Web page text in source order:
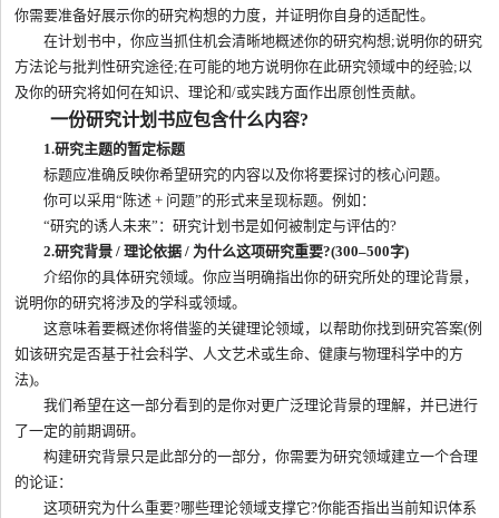
你需要准备好展示你的研究构想的力度，并证明你自身的适配性。
在计划书中，你应当抓住机会清晰地概述你的研究构想;说明你的研究
方法论与批判性研究途径;在可能的地方说明你在此研究领域中的经验;以
及你的研究将如何在知识、理论和/或实践方面作出原创性贡献。
一份研究计划书应包含什么内容?
1.研究主题的暂定标题
标题应准确反映你希望研究的内容以及你将要探讨的核心问题。
你可以采用“陈述 + 问题”的形式来呈现标题。例如：
“研究的诱人未来”：研究计划书是如何被制定与评估的?
2.研究背景 / 理论依据 / 为什么这项研究重要?(300–500字)
介绍你的具体研究领域。你应当明确指出你的研究所处的理论背景，
说明你的研究将涉及的学科或领域。
这意味着要概述你将借鉴的关键理论领域，以帮助你找到研究答案(例
如该研究是否基于社会科学、人文艺术或生命、健康与物理科学中的方
法)。
我们希望在这一部分看到的是你对更广泛理论背景的理解，并已进行
了一定的前期调研。
构建研究背景只是此部分的一部分，你需要为研究领域建立一个合理
的论证：
这项研究为什么重要?哪些理论领域支撑它?你能否指出当前知识体系